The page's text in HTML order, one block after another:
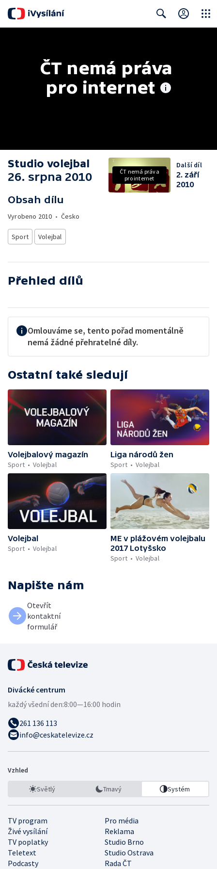
ČT nemá práva
pro internet
Studio volejbal
26. srpna 2010
Obsah dílu
Vyrobeno 2010 • Česko
Sport Volejbal
ČT nemá práva
pro internet
Další díl
2. září
2010
Přehled dílů
Omlouváme se, tento pořad momentálně
nemá žádné přehratelné díly.
Ostatní také sledují
Volejbalový magazín
Sport
Volejbal
Liga národů žen
Sport
Volejbal
Volejbal
Sport
Volejbal
ME v plážovém volejbalu
2017 Lotyšsko
Sport
Volejbal
Napište nám
Otevřít
kontaktní
formulář
Divácké centrum
každý všední den:8:00—16:00 hodin
261 136 113
info@ceskatelevize.cz
Vzhled
Světlý Tmavý Systém
TV program
Pro média
Živé vysílání
Reklama
TV poplatky
Studio Brno
Teletext
Studio Ostrava
Podcasty
Rada ČT